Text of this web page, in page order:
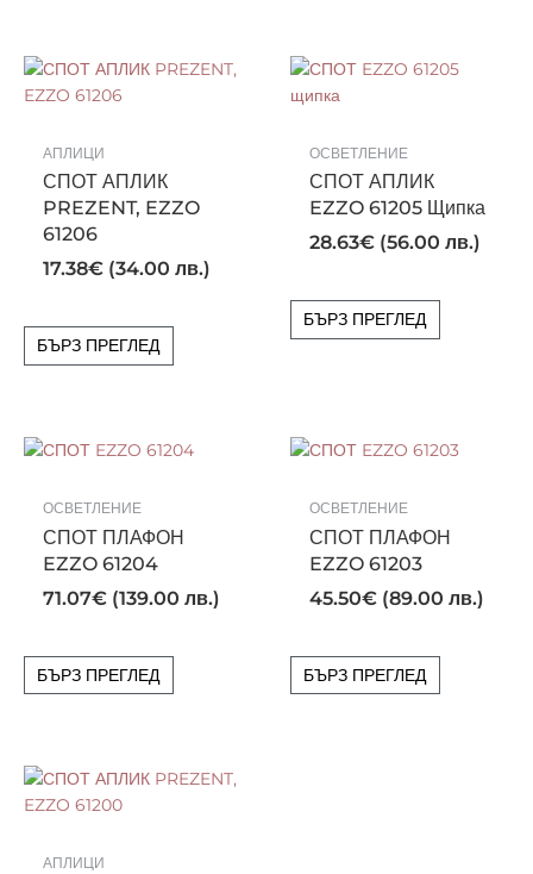
АПЛИЦИ
СПОТ АПЛИК
PREZENT, EZZO
61206
17.38€ (34.00 лв.)
БЪРЗ ПРЕГЛЕД
ОСВЕТЛЕНИЕ
СПОТ АПЛИК
EZZO 61205 Щипка
28.63€ (56.00 лв.)
БЪРЗ ПРЕГЛЕД
ОСВЕТЛЕНИЕ
СПОТ ПЛАФОН
EZZO 61204
71.07€ (139.00 лв.)
БЪРЗ ПРЕГЛЕД
ОСВЕТЛЕНИЕ
СПОТ ПЛАФОН
EZZO 61203
45.50€ (89.00 лв.)
БЪРЗ ПРЕГЛЕД
АПЛИЦИ